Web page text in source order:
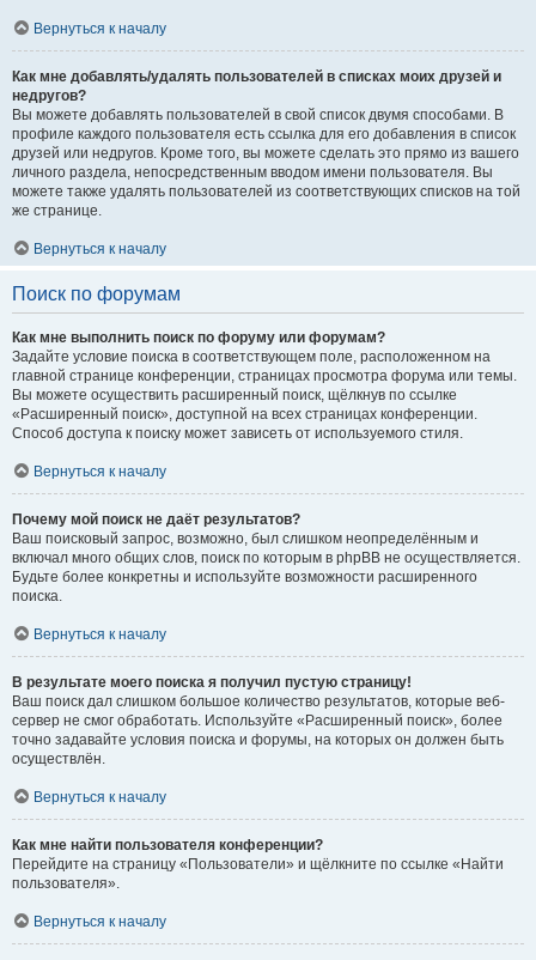
Вернуться к началу
Как мне добавлять/удалять пользователей в списках моих друзей и
недругов?
Вы можете добавлять пользователей в свой список двумя способами. В
профиле каждого пользователя есть ссылка для его добавления в список
друзей или недругов. Кроме того, вы можете сделать это прямо из вашего
личного раздела, непосредственным вводом имени пользователя. Вы
можете также удалять пользователей из соответствующих списков на той
же странице.
Вернуться к началу
Поиск по форумам
Как мне выполнить поиск по форуму или форумам?
Задайте условие поиска в соответствующем поле, расположенном на
главной странице конференции, страницах просмотра форума или темы.
Вы можете осуществить расширенный поиск, щёлкнув по ссылке
«Расширенный поиск», доступной на всех страницах конференции.
Способ доступа к поиску может зависеть от используемого стиля.
Вернуться к началу
Почему мой поиск не даёт результатов?
Ваш поисковый запрос, возможно, был слишком неопределённым и
включал много общих слов, поиск по которым в phpBB не осуществляется.
Будьте более конкретны и используйте возможности расширенного
поиска.
Вернуться к началу
В результате моего поиска я получил пустую страницу!
Ваш поиск дал слишком большое количество результатов, которые веб-
сервер не смог обработать. Используйте «Расширенный поиск», более
точно задавайте условия поиска и форумы, на которых он должен быть
осуществлён.
Вернуться к началу
Как мне найти пользователя конференции?
Перейдите на страницу «Пользователи» и щёлкните по ссылке «Найти
пользователя».
Вернуться к началу